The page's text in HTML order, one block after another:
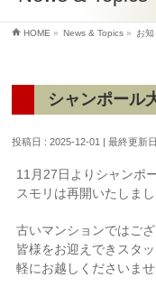
HOME » News & Topics » お
シャンポール
投稿日 : 2025-12-01 最終更新
11月27日よりシャン
スモリは再開いたしまし
古いマンションではご
皆様をお迎えできスタ
軽にお越しくださいませ